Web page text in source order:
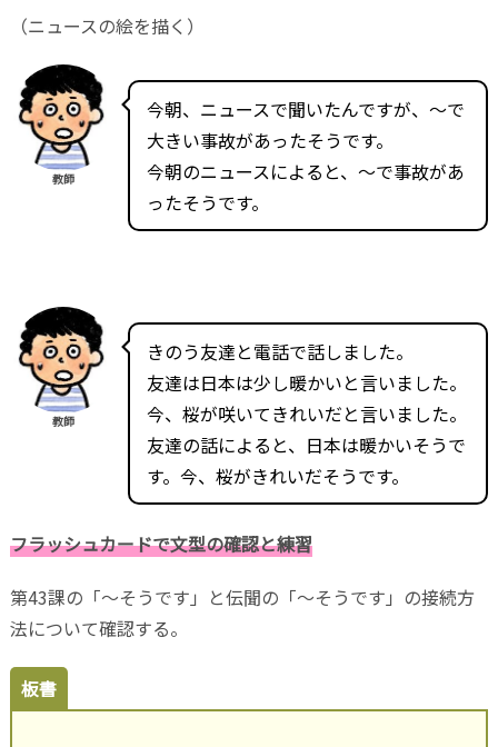
（ニュースの絵を描く）
教師
今朝、ニュースで聞いたんですが、～で
大きい事故があったそうです。
今朝のニュースによると、～で事故があ
ったそうです。
教師
きのう友達と電話で話しました。
友達は日本は少し暖かいと言いました。
今、桜が咲いてきれいだと言いました。
友達の話によると、日本は暖かいそうで
す。今、桜がきれいだそうです。
フラッシュカードで文型の確認と練習
第43課の「～そうです」と伝聞の「～そうです」の接続方
法について確認する。
板書